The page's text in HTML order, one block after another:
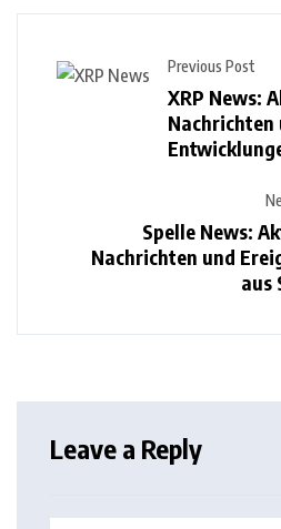
Previous Post
XRP News:
Nachrichten
Spelle News:
Nachrichten und
aus
Leave a Reply